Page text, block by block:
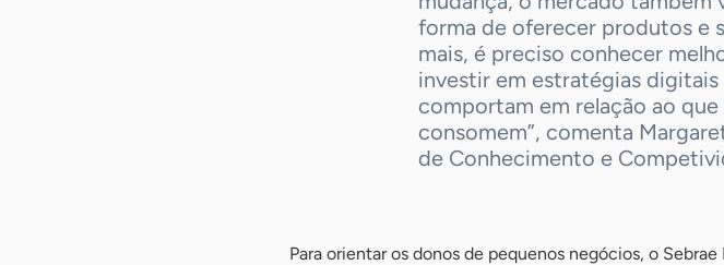
forma de oferecer produtos e
mais, é preciso conhecer
investir em estratégias digitais
comportam em relação ao
consomem”, comenta
de Conhecimento e
Para orientar os donos de pequenos negócios, o